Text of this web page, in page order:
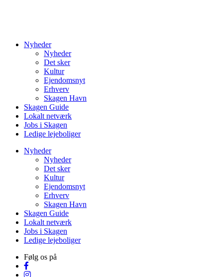
Nyheder
Nyheder
Det sker
Kultur
Ejendomsnyt
Erhverv
Skagen Havn
Skagen Guide
Lokalt netværk
Jobs i Skagen
Ledige lejeboliger
Nyheder
Nyheder
Det sker
Kultur
Ejendomsnyt
Erhverv
Skagen Havn
Skagen Guide
Lokalt netværk
Jobs i Skagen
Ledige lejeboliger
Følg os på